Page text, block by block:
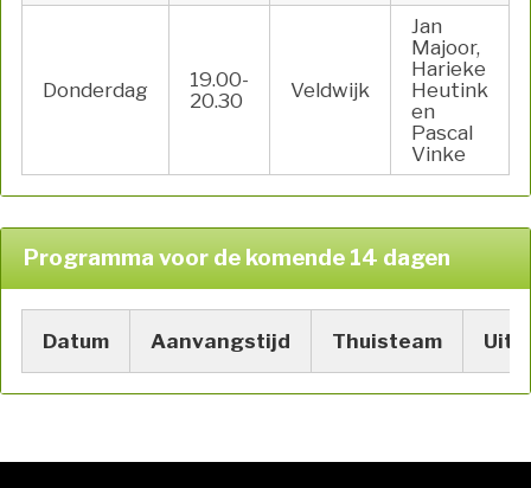
Donderdag
19.00-
20.30
Veldwijk
Jan
Majoor,
Harieke
Heutink
en
Pascal
Vinke
Programma voor de komende 14 dagen
Datum Aanvangstijd Thuisteam